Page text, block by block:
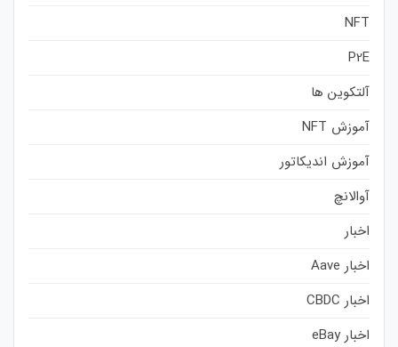
NFT
P2E
آلتکوین ها
آموزش NFT
آموزش اندیکاتور
آوالانچ
اخبار
اخبار Aave
اخبار CBDC
اخبار eBay